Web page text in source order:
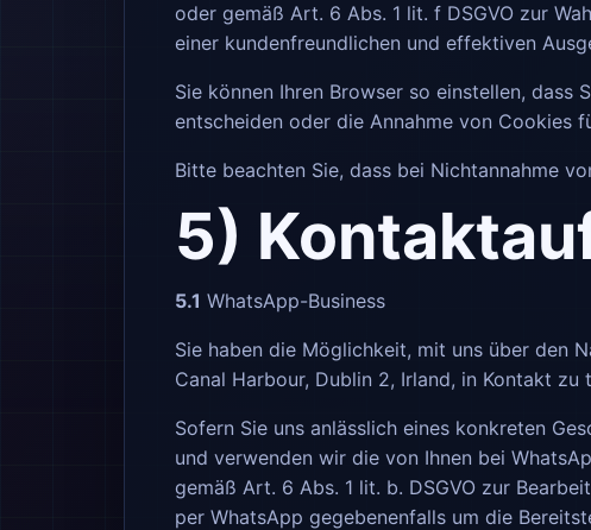
oder gemäß Art. 6 Abs. 1 lit. f DSGVO zur
einer kundenfreundlichen und effektiven
Sie können Ihren Browser so einstellen,
entscheiden oder die Annahme von Cookies
Bitte beachten Sie, dass bei Nichtannahme
5)
5.1 WhatsApp-Business
Sie haben die Möglichkeit, mit uns über den
Canal Harbour, Dublin 2, Irland, in Kontakt
Sofern Sie uns anlässlich eines konkreten
und verwenden wir die von Ihnen bei
gemäß Art. 6 Abs. 1 lit. b. DSGVO zur
per WhatsApp gegebenenfalls um die